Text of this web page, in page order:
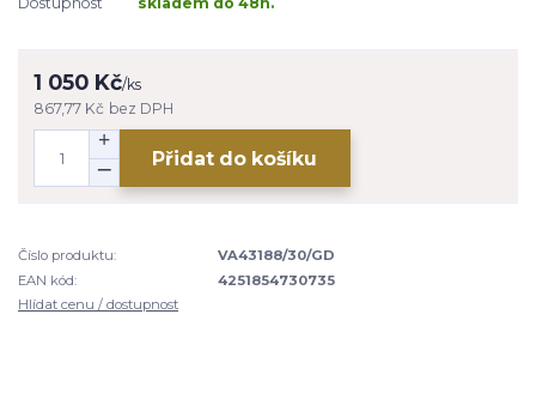
1 050 Kč/ks
867,77 Kč bez DPH
Přidat do košíku
Číslo produktu:
VA43188/30/GD
EAN kód:
4251854730735
Hlídat cenu / dostupnost